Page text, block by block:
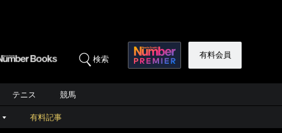
検索 有料会員
テニス 競馬
有料記事